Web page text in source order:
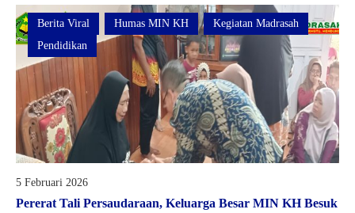
Berita Viral Humas MIN KH
Kegiatan Madrasah
Pendidikan
5 Februari 2026
Pererat Tali Persaudaraan, Keluarga Besar MIN KH Besuk